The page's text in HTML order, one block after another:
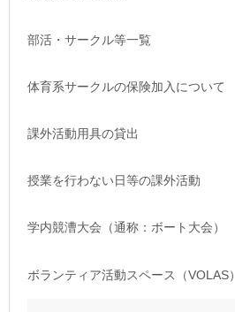
部活・サークル等一覧
体育系サークルの保険加入について
課外活動用具の貸出
授業を行わない日等の課外活動
学内競漕大会（通称：ボート大会）
ボランティア活動スペース（VOLAS）